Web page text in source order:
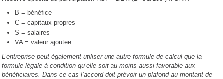
B = bénéfice
C = capitaux propres
S = salaires
VA = valeur ajoutée
L’entreprise peut également utiliser une autre formule de calcul que la
formule légale à condition qu’elle soit au moins aussi favorable aux
bénéficiaires. Dans ce cas l’accord doit prévoir un plafond au montant de